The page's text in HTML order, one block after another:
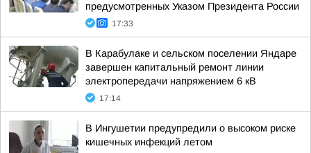
предусмотренных Указом Президента России
17:33
В Карабулаке и сельском поселении Яндаре
завершен капитальный ремонт линии
электропередачи напряжением 6 кВ
17:14
В Ингушетии предупредили о высоком риске
кишечных инфекций летом